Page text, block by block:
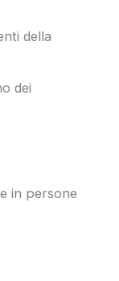
della
dei
in persone